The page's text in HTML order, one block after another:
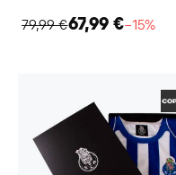
79,99 €67,99 €−15%